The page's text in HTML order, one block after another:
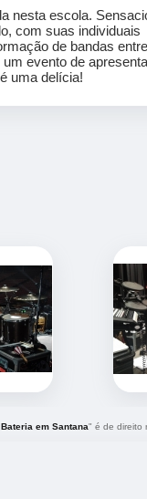
nesta escola.
com suas individuais
de bandas
evento de
uma delícia!
em Santana" é de direito